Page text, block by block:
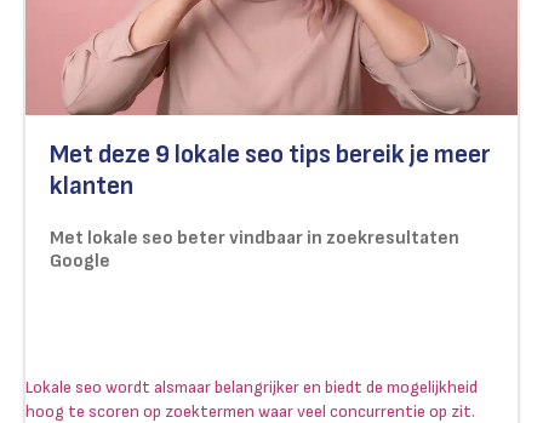
Met deze 9 lokale seo tips bereik je meer
klanten
Met lokale seo beter vindbaar in zoekresultaten
Google
Lokale seo wordt alsmaar belangrijker en biedt de mogelijkheid
hoog te scoren op zoektermen waar veel concurrentie op zit.